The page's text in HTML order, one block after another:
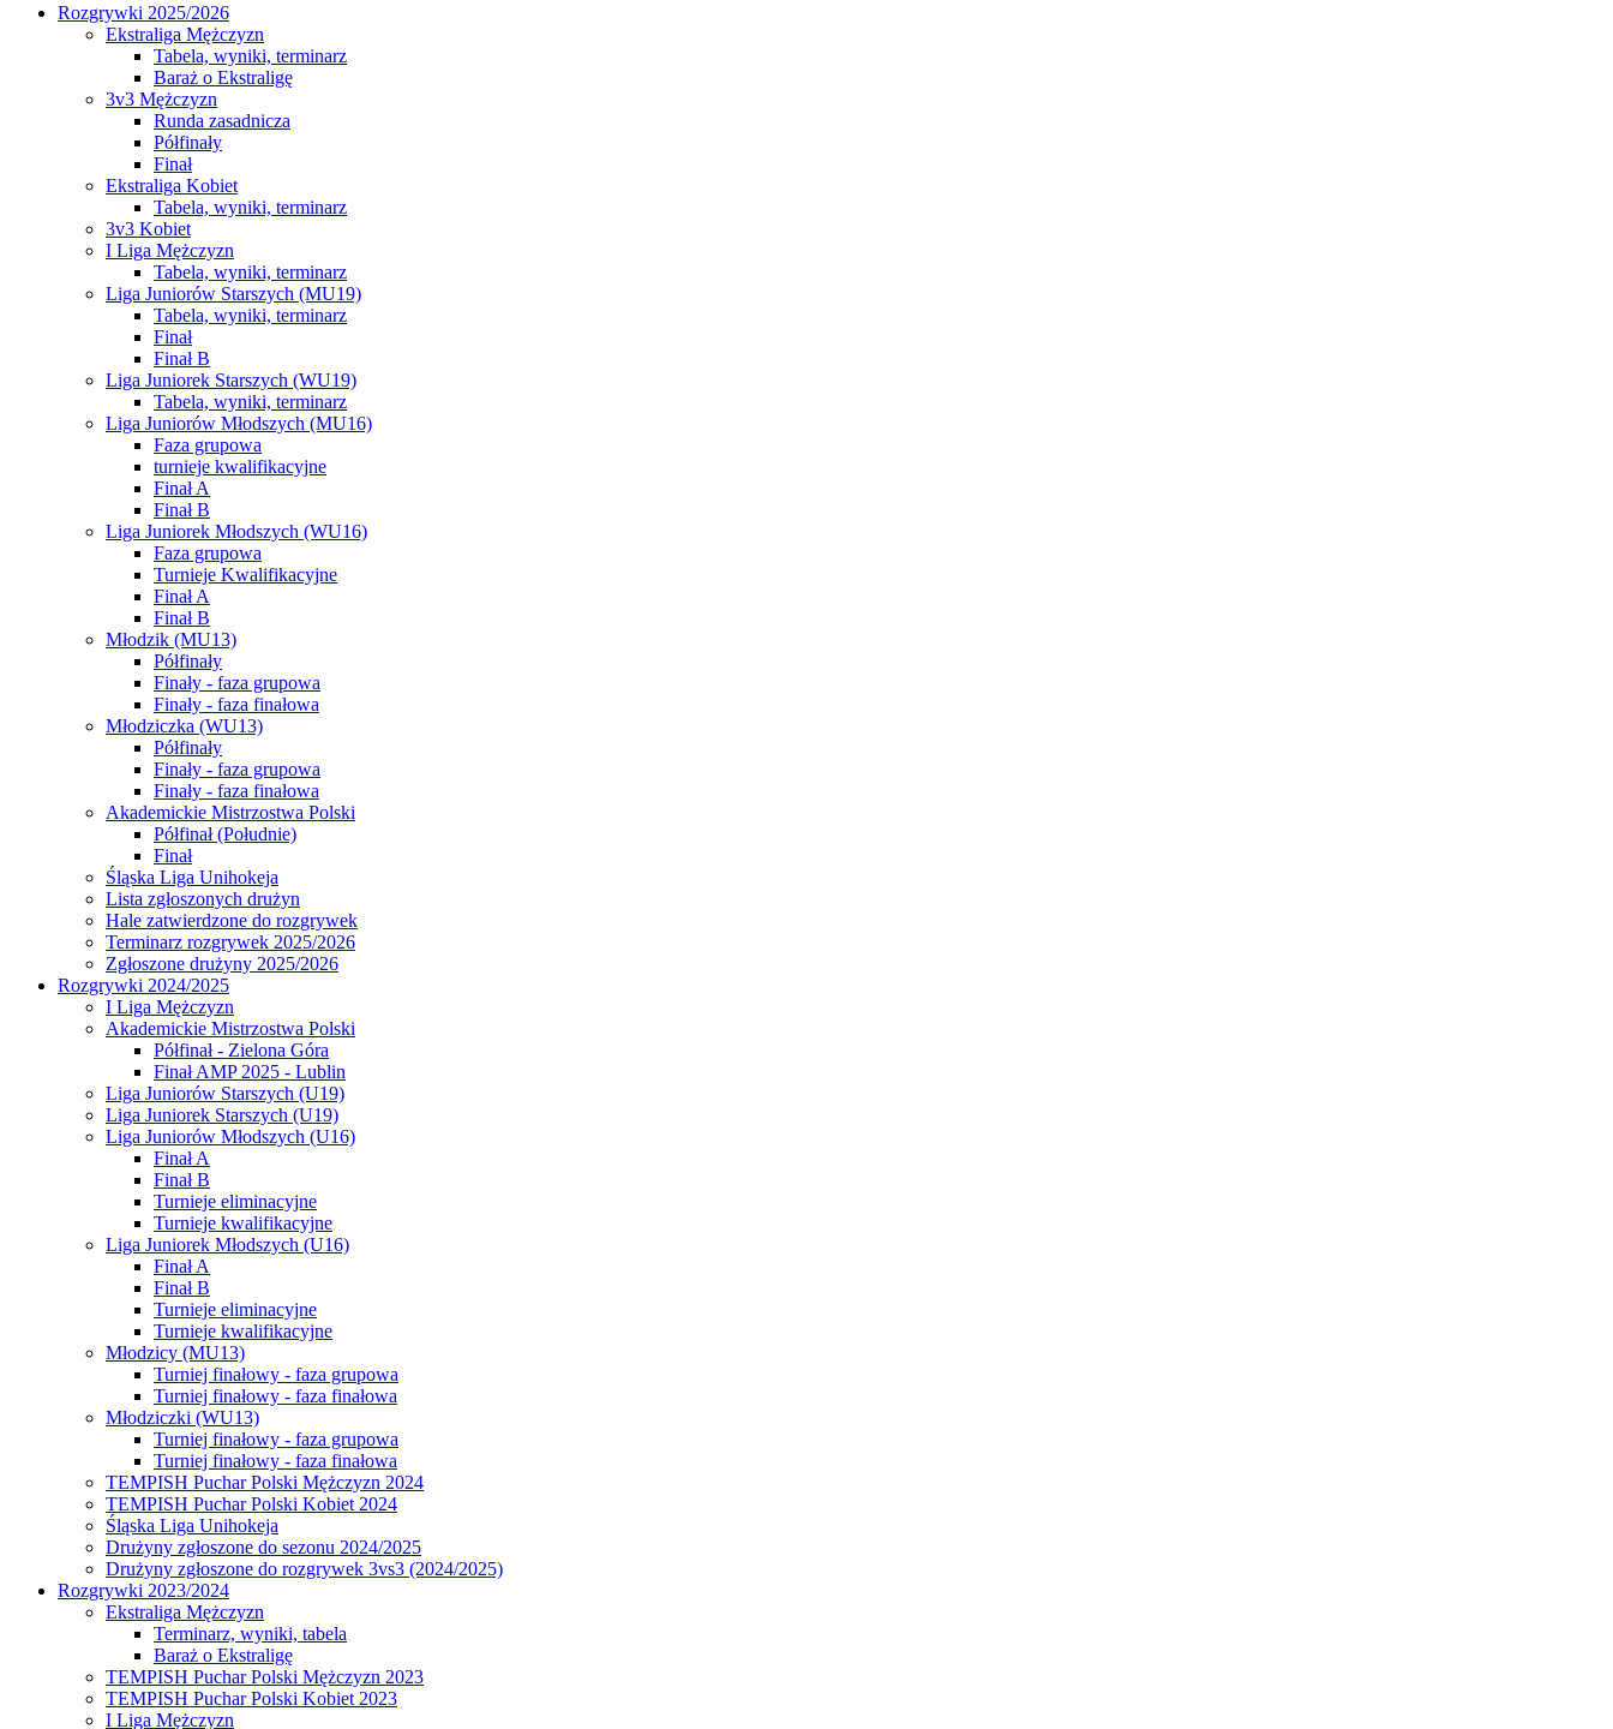
Rozgrywki 2025/2026
Ekstraliga Mężczyzn
Tabela, wyniki, terminarz
Baraż o Ekstraligę
3v3 Mężczyzn
Runda zasadnicza
Półfinały
Finał
Ekstraliga Kobiet
Tabela, wyniki, terminarz
3v3 Kobiet
I Liga Mężczyzn
Tabela, wyniki, terminarz
Liga Juniorów Starszych (MU19)
Tabela, wyniki, terminarz
Finał
Finał B
Liga Juniorek Starszych (WU19)
Tabela, wyniki, terminarz
Liga Juniorów Młodszych (MU16)
Faza grupowa
turnieje kwalifikacyjne
Finał A
Finał B
Liga Juniorek Młodszych (WU16)
Faza grupowa
Turnieje Kwalifikacyjne
Finał A
Finał B
Młodzik (MU13)
Półfinały
Finały - faza grupowa
Finały - faza finałowa
Młodziczka (WU13)
Półfinały
Finały - faza grupowa
Finały - faza finałowa
Akademickie Mistrzostwa Polski
Półfinał (Południe)
Finał
Śląska Liga Unihokeja
Lista zgłoszonych drużyn
Hale zatwierdzone do rozgrywek
Terminarz rozgrywek 2025/2026
Zgłoszone drużyny 2025/2026
Rozgrywki 2024/2025
I Liga Mężczyzn
Akademickie Mistrzostwa Polski
Półfinał - Zielona Góra
Finał AMP 2025 - Lublin
Liga Juniorów Starszych (U19)
Liga Juniorek Starszych (U19)
Liga Juniorów Młodszych (U16)
Finał A
Finał B
Turnieje eliminacyjne
Turnieje kwalifikacyjne
Liga Juniorek Młodszych (U16)
Finał A
Finał B
Turnieje eliminacyjne
Turnieje kwalifikacyjne
Młodzicy (MU13)
Turniej finałowy - faza grupowa
Turniej finałowy - faza finałowa
Młodziczki (WU13)
Turniej finałowy - faza grupowa
Turniej finałowy - faza finałowa
TEMPISH Puchar Polski Mężczyzn 2024
TEMPISH Puchar Polski Kobiet 2024
Śląska Liga Unihokeja
Drużyny zgłoszone do sezonu 2024/2025
Drużyny zgłoszone do rozgrywek 3vs3 (2024/2025)
Rozgrywki 2023/2024
Ekstraliga Mężczyzn
Terminarz, wyniki, tabela
Baraż o Ekstraligę
TEMPISH Puchar Polski Mężczyzn 2023
TEMPISH Puchar Polski Kobiet 2023
I Liga Mężczyzn